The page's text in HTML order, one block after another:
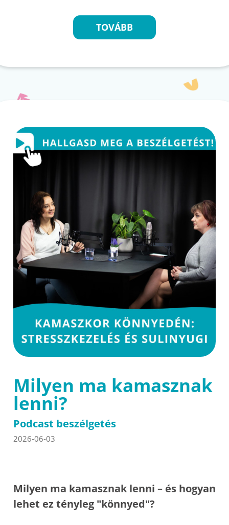
TOVÁBB
Milyen ma kamasznak
lenni?
Podcast beszélgetés
2026-06-03
Milyen ma kamasznak lenni – és hogyan
lehet ez tényleg "könnyed"?